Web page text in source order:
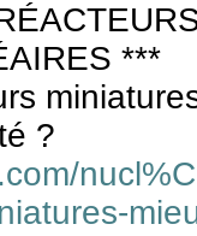
***
?